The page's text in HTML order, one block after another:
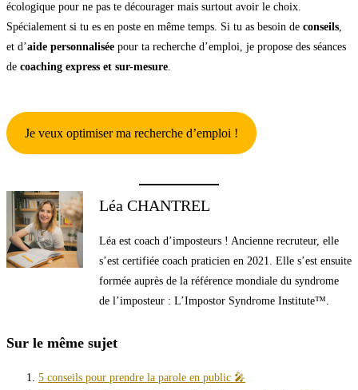
écologique pour ne pas te décourager mais surtout avoir le choix.
Spécialement si tu es en poste en même temps. Si tu as besoin de conseils,
et d’aide personnalisée pour ta recherche d’emploi, je propose des séances
de coaching express et sur-mesure.
Je veux optimiser ma recherche d’emploi !
Léa CHANTREL
Léa est coach d’imposteurs ! Ancienne recruteur, elle
s’est certifiée coach praticien en 2021. Elle s’est ensuite
formée auprès de la référence mondiale du syndrome
de l’imposteur : L’Impostor Syndrome Institute™.
Sur le même sujet
5 conseils pour prendre la parole en public 🎤